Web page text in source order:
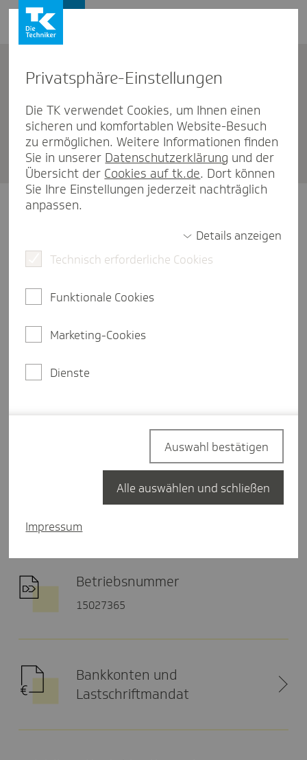
Ihr Kontakt zur Tech­niker als
Firmen­kunde
Firmenkunden
Telefonische Beratung
040 - 460 66 10 19
Betriebsnummer
15027365
Bankkonten und
Lastschriftmandat
Privat­sphäre-Einstel­lungen
Die TK verwendet Cookies, um Ihnen einen
sicheren und komfortablen Website-Besuch
zu ermöglichen. Weitere Informationen finden
Sie in unserer Datenschutzerklärung und der
Übersicht der Cookies auf tk.de. Dort können
Sie Ihre Einstellungen jederzeit nachträglich
anpassen.
Details anzeigen
Technisch erforderliche Cookies
Funktionale Cookies
Marketing-Cookies
Dienste
Impressum
Auswahl bestätigen
Alle auswählen und schließen